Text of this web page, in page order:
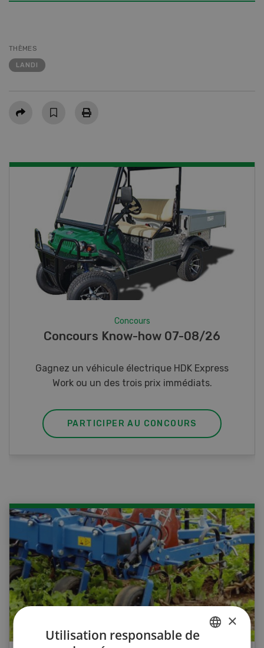
THÈMES
LANDI
Partager
Photo mystère 07-08/26
Gagnez l’un des cinq couteaux de poche LANDI
PARTICIPER AU CONCOURS
×
Utilisation responsable de